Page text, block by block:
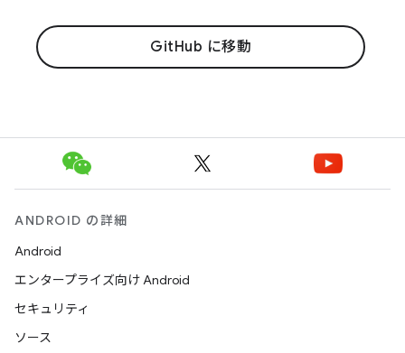
GitHub に移動
ANDROID の詳細
Android
エンタープライズ向け Android
セキュリティ
ソース